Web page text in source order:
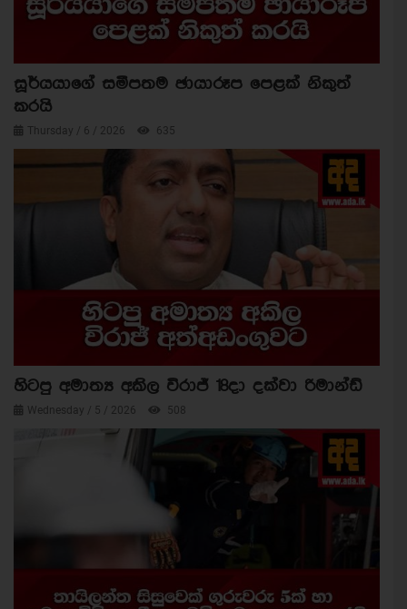
සූර්යයාගේ සමීපතම ඡායාරූප පෙළක් නිකුත්
කරයි
Thursday / 6 / 2026 635
හිටපු අමාත්‍ය අකිල විරාජ් 18දා දක්වා රිමාන්ඩ්
Wednesday / 5 / 2026 508